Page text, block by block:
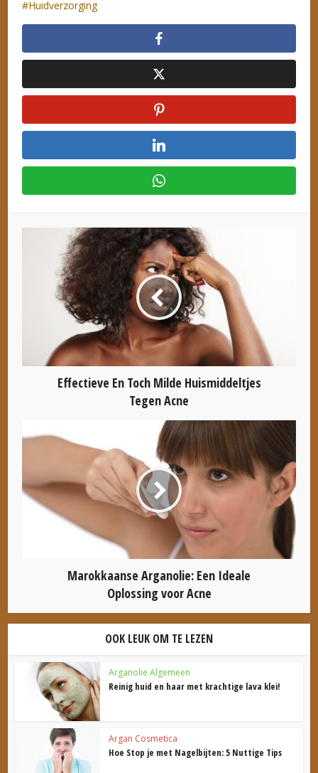
Huidverzorging
Effectieve En Toch Milde Huismiddeltjes
Tegen Acne
Marokkaanse Arganolie: Een Ideale
Oplossing voor Acne
OOK LEUK OM TE LEZEN
Arganolie Algemeen
Reinig huid en haar met krachtige lava klei!
Argan Cosmetica
Hoe Stop je met Nagelbijten: 5 Nuttige Tips